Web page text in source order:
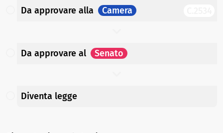
Da approvare alla Camera
Da approvare al Senato
Diventa legge